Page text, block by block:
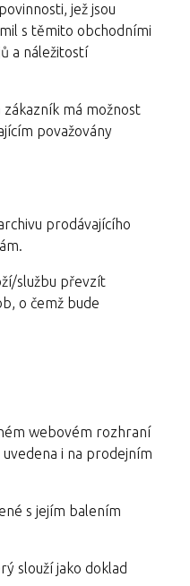
jež jsou
s těmito obchodními
a náležitostí
má možnost
považovány
prodávajícího
službu převzít
o čemž bude
webovém rozhraní
i na prodejním
s jejím balením
slouží jako doklad